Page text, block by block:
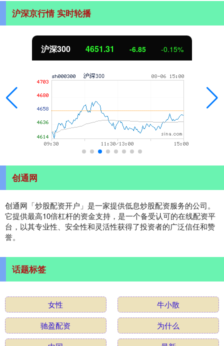
沪深京行情 实时轮播
沪深300 4651.31 -6.85 -0.15%
创通网
创通网「炒股配资开户」是一家提供低息炒股配资服务的公司。
它提供最高10倍杠杆的资金支持，是一个备受认可的在线配资平
台，以其专业性、安全性和灵活性获得了投资者的广泛信任和赞
誉。
话题标签
女性
牛小散
驰盈配资
为什么